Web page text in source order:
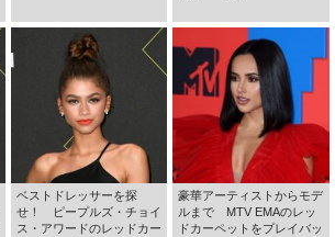
ベストドレッサーを探
せ！ ピープルズ・チョイ
ス・アワードのレッドカー
豪華アーティストからモデ
ルまで MTV EMAのレッ
ドカーペットをプレイバッ